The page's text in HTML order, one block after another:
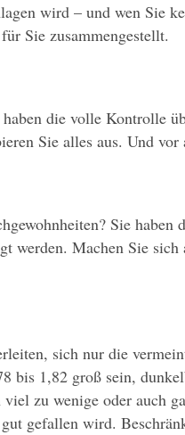
wird – und wen Sie
Sie zusammengestellt.
die volle Kontrolle
Sie alles aus. Und
Sie
werden. Machen Sie
sich nur die
1,82 groß sein,
zu wenige oder auch
gefallen wird.